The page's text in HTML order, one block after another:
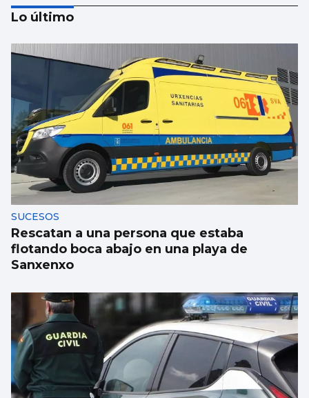
Un hombre se atrinchera en su vivienda de
Redondela armado
Lo último
SUCESOS
Rescatan a una persona que estaba
flotando boca abajo en una playa de
Sanxenxo